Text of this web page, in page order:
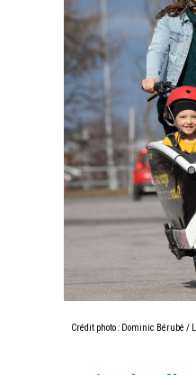
Crédit photo : Dominic Bérubé /